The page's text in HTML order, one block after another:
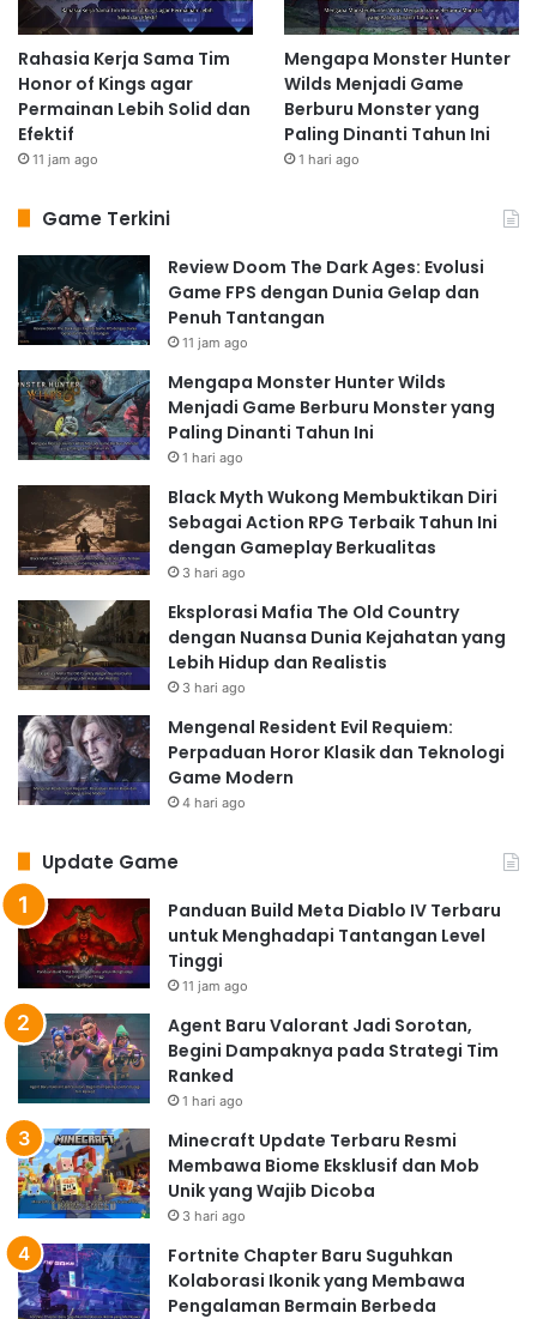
Rahasia Kerja Sama Tim
Honor of Kings agar
Permainan Lebih Solid dan
Efektif
11 jam ago
Mengapa Monster Hunter
Wilds Menjadi Game
Berburu Monster yang
Paling Dinanti Tahun Ini
1 hari ago
Game Terkini
Review Doom The Dark Ages: Evolusi
Game FPS dengan Dunia Gelap dan
Penuh Tantangan
11 jam ago
Mengapa Monster Hunter Wilds
Menjadi Game Berburu Monster yang
Paling Dinanti Tahun Ini
1 hari ago
Black Myth Wukong Membuktikan Diri
Sebagai Action RPG Terbaik Tahun Ini
dengan Gameplay Berkualitas
3 hari ago
Eksplorasi Mafia The Old Country
dengan Nuansa Dunia Kejahatan yang
Lebih Hidup dan Realistis
3 hari ago
Mengenal Resident Evil Requiem:
Perpaduan Horor Klasik dan Teknologi
Game Modern
4 hari ago
Update Game
Panduan Build Meta Diablo IV Terbaru
untuk Menghadapi Tantangan Level
Tinggi
11 jam ago
Agent Baru Valorant Jadi Sorotan,
Begini Dampaknya pada Strategi Tim
Ranked
1 hari ago
Minecraft Update Terbaru Resmi
Membawa Biome Eksklusif dan Mob
Unik yang Wajib Dicoba
3 hari ago
Fortnite Chapter Baru Suguhkan
Kolaborasi Ikonik yang Membawa
Pengalaman Bermain Berbeda